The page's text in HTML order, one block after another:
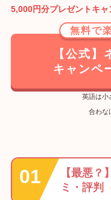
5,000円分プレゼントキャ
無料で
【公式
キャンペ
英語は小
合わな
【最悪？
ミ・評判